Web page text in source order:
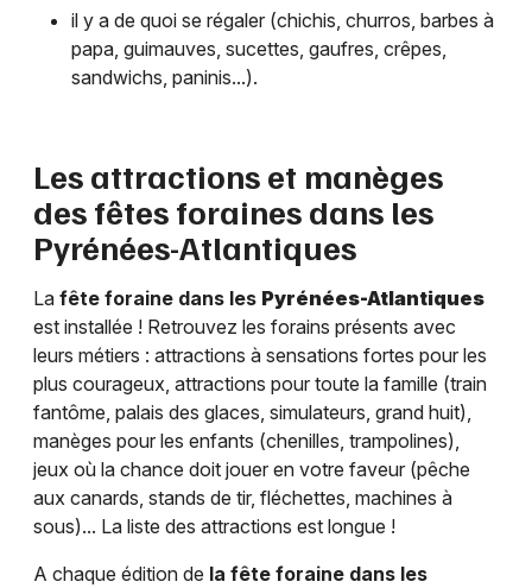
il y a de quoi se régaler (chichis, churros, barbes à
papa, guimauves, sucettes, gaufres, crêpes,
sandwichs, paninis...).
Les attractions et manèges
des fêtes foraines dans les
Pyrénées-Atlantiques
La fête foraine dans les Pyrénées-Atlantiques
est installée ! Retrouvez les forains présents avec
leurs métiers : attractions à sensations fortes pour les
plus courageux, attractions pour toute la famille (train
fantôme, palais des glaces, simulateurs, grand huit),
manèges pour les enfants (chenilles, trampolines),
jeux où la chance doit jouer en votre faveur (pêche
aux canards, stands de tir, fléchettes, machines à
sous)... La liste des attractions est longue !
A chaque édition de la fête foraine dans les